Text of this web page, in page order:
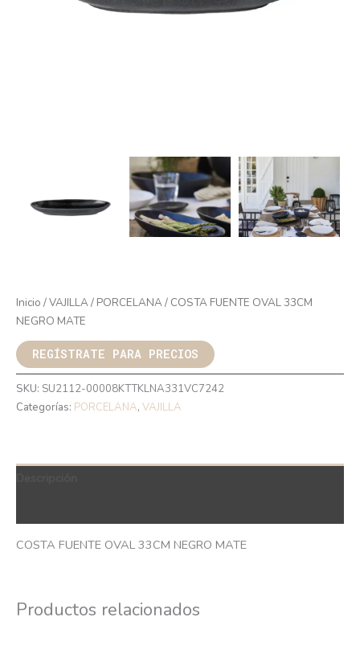
Inicio /VAJILLA/ PORCELANA/ COSTA FUENTE OVAL 33CM
NEGRO MATE
REGÍSTRATE PARA PRECIOS
SKU: SU2112-00008KTTKLNA331VC7242
Categorías: PORCELANA, VAJILLA
COSTA FUENTE OVAL 33CM NEGRO MATE
Productos relacionados